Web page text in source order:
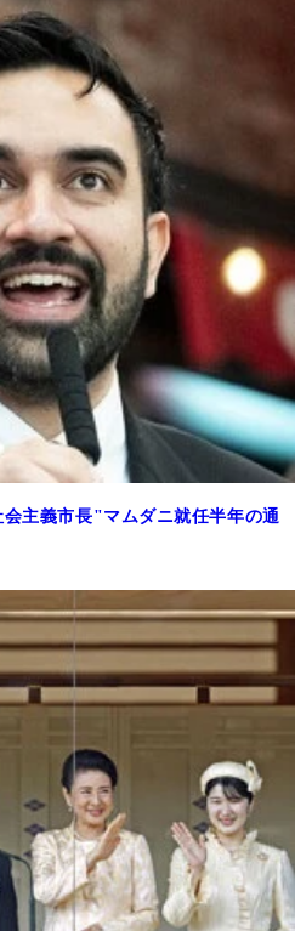
主義市長"マムダニ就任半年の通